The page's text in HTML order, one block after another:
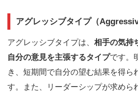
アグレッシブタイプ（
アグレッシブタイプは、 相手の気持
自分の意見を主張するタイプです。
き、短期間で自分の望む結果を得ら
す。また、リーダーシップが求めら